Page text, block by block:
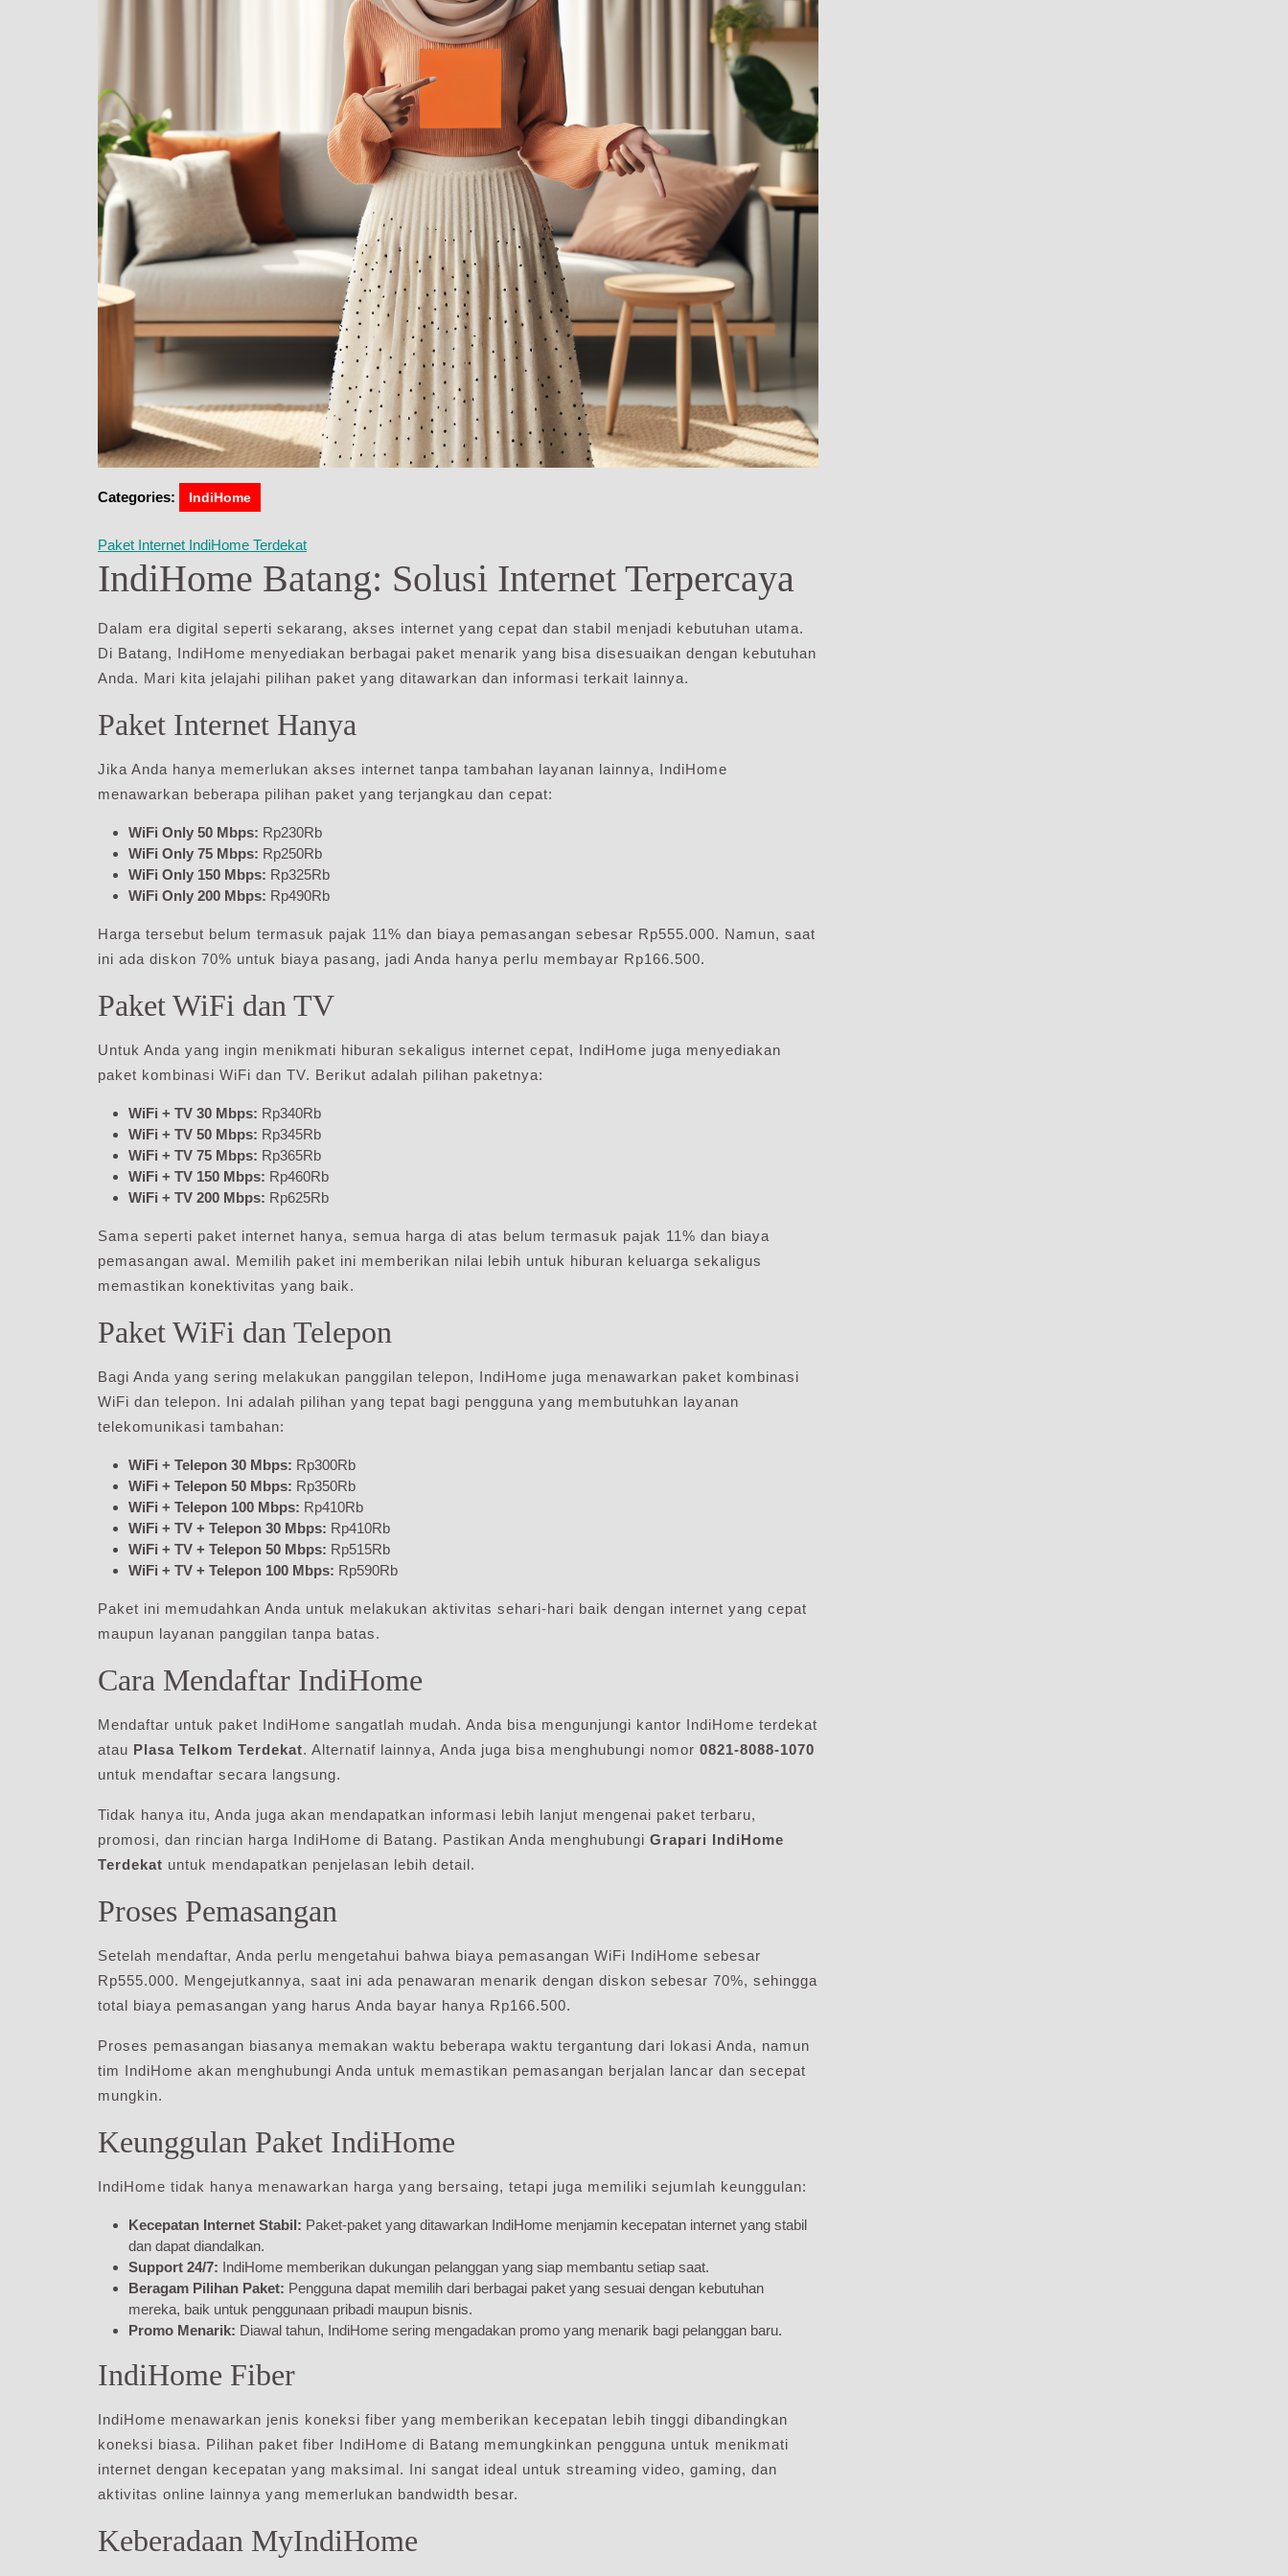
Categories: IndiHome
Paket Internet IndiHome Terdekat
IndiHome Batang: Solusi Internet Terpercaya
Dalam era digital seperti sekarang, akses internet yang cepat dan stabil menjadi kebutuhan utama.
Di Batang, IndiHome menyediakan berbagai paket menarik yang bisa disesuaikan dengan kebutuhan
Anda. Mari kita jelajahi pilihan paket yang ditawarkan dan informasi terkait lainnya.
Paket Internet Hanya
Jika Anda hanya memerlukan akses internet tanpa tambahan layanan lainnya, IndiHome
menawarkan beberapa pilihan paket yang terjangkau dan cepat:
WiFi Only 50 Mbps: Rp230Rb
WiFi Only 75 Mbps: Rp250Rb
WiFi Only 150 Mbps: Rp325Rb
WiFi Only 200 Mbps: Rp490Rb
Harga tersebut belum termasuk pajak 11% dan biaya pemasangan sebesar Rp555.000. Namun, saat
ini ada diskon 70% untuk biaya pasang, jadi Anda hanya perlu membayar Rp166.500.
Paket WiFi dan TV
Untuk Anda yang ingin menikmati hiburan sekaligus internet cepat, IndiHome juga menyediakan
paket kombinasi WiFi dan TV. Berikut adalah pilihan paketnya:
WiFi + TV 30 Mbps: Rp340Rb
WiFi + TV 50 Mbps: Rp345Rb
WiFi + TV 75 Mbps: Rp365Rb
WiFi + TV 150 Mbps: Rp460Rb
WiFi + TV 200 Mbps: Rp625Rb
Sama seperti paket internet hanya, semua harga di atas belum termasuk pajak 11% dan biaya
pemasangan awal. Memilih paket ini memberikan nilai lebih untuk hiburan keluarga sekaligus
memastikan konektivitas yang baik.
Paket WiFi dan Telepon
Bagi Anda yang sering melakukan panggilan telepon, IndiHome juga menawarkan paket kombinasi
WiFi dan telepon. Ini adalah pilihan yang tepat bagi pengguna yang membutuhkan layanan
telekomunikasi tambahan:
WiFi + Telepon 30 Mbps: Rp300Rb
WiFi + Telepon 50 Mbps: Rp350Rb
WiFi + Telepon 100 Mbps: Rp410Rb
WiFi + TV + Telepon 30 Mbps: Rp410Rb
WiFi + TV + Telepon 50 Mbps: Rp515Rb
WiFi + TV + Telepon 100 Mbps: Rp590Rb
Paket ini memudahkan Anda untuk melakukan aktivitas sehari-hari baik dengan internet yang cepat
maupun layanan panggilan tanpa batas.
Cara Mendaftar IndiHome
Mendaftar untuk paket IndiHome sangatlah mudah. Anda bisa mengunjungi kantor IndiHome terdekat
atau Plasa Telkom Terdekat. Alternatif lainnya, Anda juga bisa menghubungi nomor 0821-8088-1070
untuk mendaftar secara langsung.
Tidak hanya itu, Anda juga akan mendapatkan informasi lebih lanjut mengenai paket terbaru,
promosi, dan rincian harga IndiHome di Batang. Pastikan Anda menghubungi Grapari IndiHome
Terdekat untuk mendapatkan penjelasan lebih detail.
Proses Pemasangan
Setelah mendaftar, Anda perlu mengetahui bahwa biaya pemasangan WiFi IndiHome sebesar
Rp555.000. Mengejutkannya, saat ini ada penawaran menarik dengan diskon sebesar 70%, sehingga
total biaya pemasangan yang harus Anda bayar hanya Rp166.500.
Proses pemasangan biasanya memakan waktu beberapa waktu tergantung dari lokasi Anda, namun
tim IndiHome akan menghubungi Anda untuk memastikan pemasangan berjalan lancar dan secepat
mungkin.
Keunggulan Paket IndiHome
IndiHome tidak hanya menawarkan harga yang bersaing, tetapi juga memiliki sejumlah keunggulan:
Kecepatan Internet Stabil: Paket-paket yang ditawarkan IndiHome menjamin kecepatan internet yang stabil
dan dapat diandalkan.
Support 24/7: IndiHome memberikan dukungan pelanggan yang siap membantu setiap saat.
Beragam Pilihan Paket: Pengguna dapat memilih dari berbagai paket yang sesuai dengan kebutuhan
mereka, baik untuk penggunaan pribadi maupun bisnis.
Promo Menarik: Diawal tahun, IndiHome sering mengadakan promo yang menarik bagi pelanggan baru.
IndiHome Fiber
IndiHome menawarkan jenis koneksi fiber yang memberikan kecepatan lebih tinggi dibandingkan
koneksi biasa. Pilihan paket fiber IndiHome di Batang memungkinkan pengguna untuk menikmati
internet dengan kecepatan yang maksimal. Ini sangat ideal untuk streaming video, gaming, dan
aktivitas online lainnya yang memerlukan bandwidth besar.
Keberadaan MyIndiHome